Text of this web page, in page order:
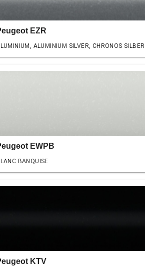
EZR
ALUMINIUM SILVER, CHRONOS SILBER
EWPB
BANQUISE
KTV